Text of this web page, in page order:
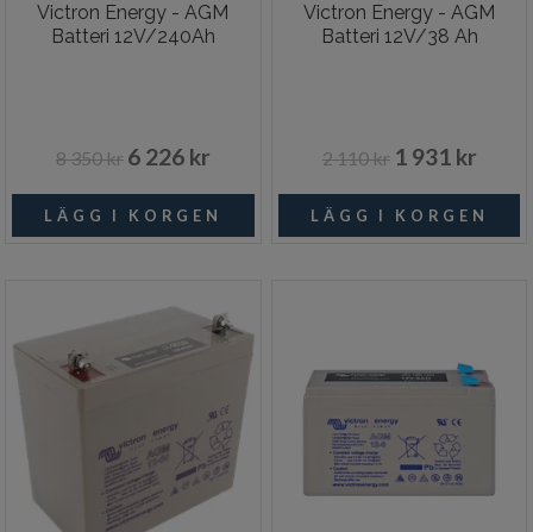
Victron Energy - AGM
Batteri 12V/240Ah
8 350 kr 6 226 kr
Victron Energy - AGM
Batteri 12V/38 Ah
2 110 kr 1 931 kr